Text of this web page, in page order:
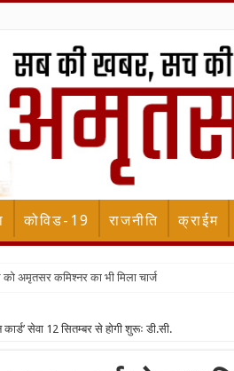
कोविड-19 राजनीति क्राईम
को अमृतसर कमिश्नर का भी मिला चार्ज
सेवा 12 सितम्बर से होगी शुरूः डी.सी.